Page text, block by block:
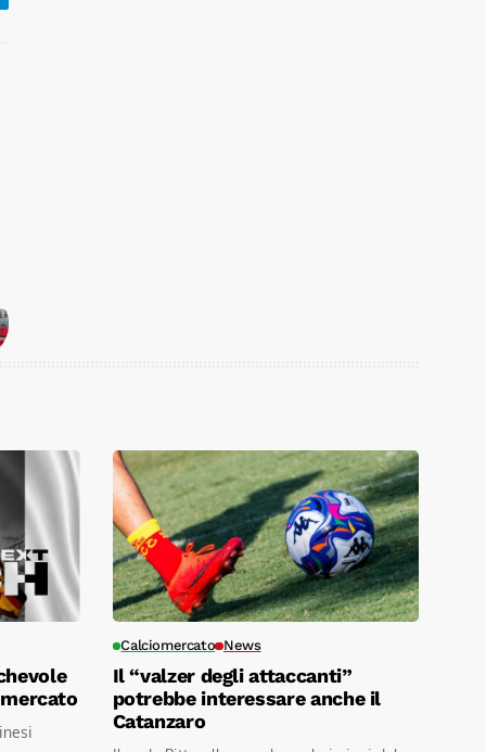
Calciomercato News
Il “valzer degli attaccanti”
potrebbe interessare anche il
Catanzaro